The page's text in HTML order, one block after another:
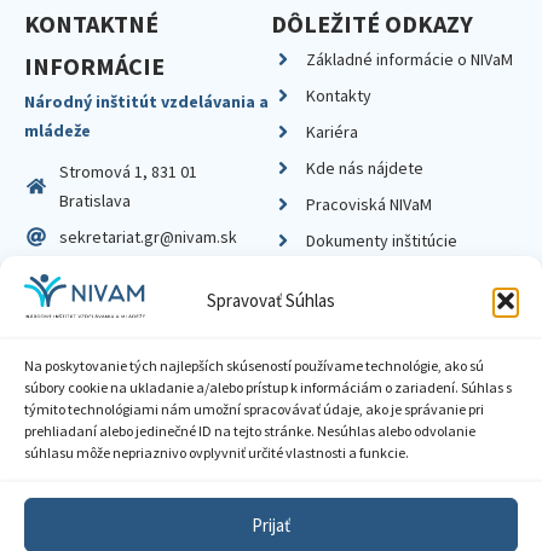
Spravovať Súhlas
Na poskytovanie tých najlepších skúseností používame technológie, ako sú
súbory cookie na ukladanie a/alebo prístup k informáciám o zariadení. Súhlas s
týmito technológiami nám umožní spracovávať údaje, ako je správanie pri
prehliadaní alebo jedinečné ID na tejto stránke. Nesúhlas alebo odvolanie
súhlasu môže nepriaznivo ovplyvniť určité vlastnosti a funkcie.
Prijať
KONTAKTNÉ
INFORMÁCIE
Národný inštitút vzdelávania a
mládeže
Stromová 1, 831 01
Bratislava
sekretariat.gr@nivam.sk
IČO: 00164348
DIČ: 2020798714
DÔLEŽITÉ ODKAZY
Základné informácie o NIVaM
Kontakty
Kariéra
Kde nás nájdete
Pracoviská NIVaM
Dokumenty inštitúcie
Zásady ochrany súkromia
Sprístupnenie informácií